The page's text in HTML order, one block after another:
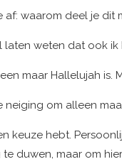
af: waarom deel je dit
laten weten dat ook
maar Hallelujah
neiging om alleen
keuze hebt.
duwen, maar om